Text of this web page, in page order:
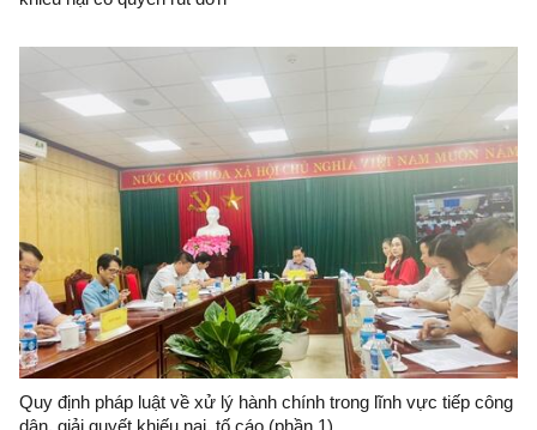
Quy định pháp luật về xử lý hành chính trong lĩnh vực tiếp công
dân, giải quyết khiếu nại, tố cáo (phần 1)